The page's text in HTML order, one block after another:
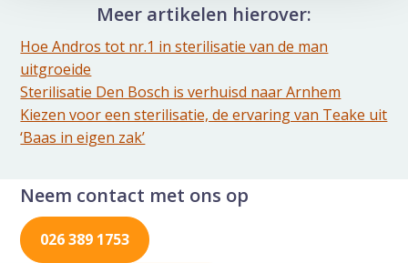
Meer artikelen hierover:
Hoe Andros tot nr.1 in sterilisatie van de man
uitgroeide
Sterilisatie Den Bosch is verhuisd naar Arnhem
Kiezen voor een sterilisatie, de ervaring van Teake uit
‘Baas in eigen zak’
Neem contact met ons op
026 389 1753